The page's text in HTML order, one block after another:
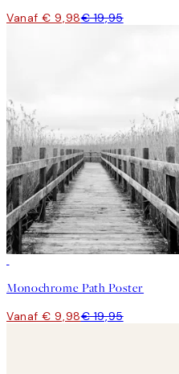
Vanaf € 9,98€ 19,95
Monochrome Path Poster
Vanaf € 9,98€ 19,95